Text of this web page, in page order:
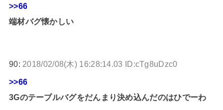
>>66
端材バグ懐かしい
90: 2018/02/08(木) 16:28:14.03 ID:cTg8uDzc0
>>66
3Gのテーブルバグをだんまり決め込んだのはひでーわ